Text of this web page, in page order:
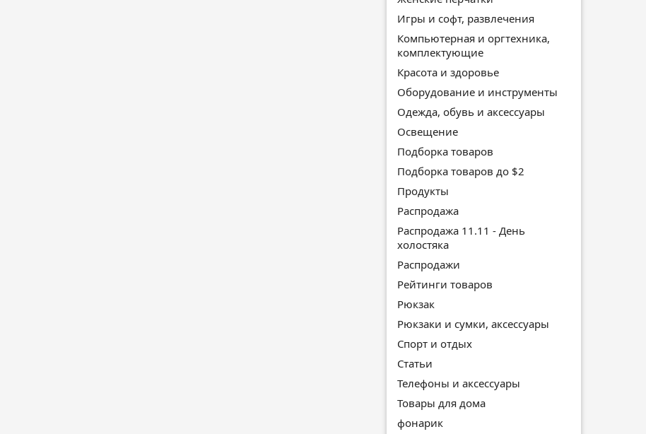
Игры и софт, развлечения
Компьютерная и оргтехника,
комплектующие
Красота и здоровье
Оборудование и инструменты
Одежда, обувь и аксессуары
Освещение
Подборка товаров
Подборка товаров до $2
Продукты
Распродажа
Распродажа 11.11 - День
холостяка
Распродажи
Рейтинги товаров
Рюкзак
Рюкзаки и сумки, аксессуары
Спорт и отдых
Статьи
Телефоны и аксессуары
Товары для дома
фонарик